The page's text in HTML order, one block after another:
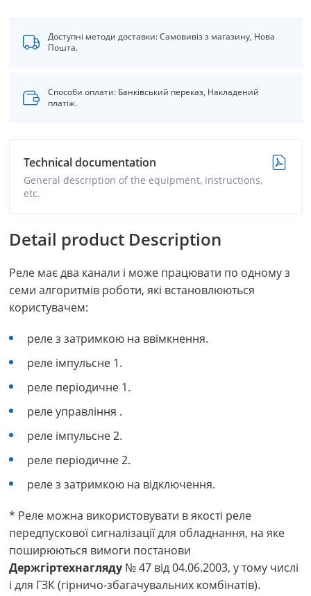
Доступні методи доставки: Самовивіз з магазину, Нова
Пошта.
Способи оплати: Банківський переказ, Накладений
платіж.
Technical documentation
General description of the equipment, instructions,
etc.
Detail product Description
Реле має два канали і може працювати по одному з
семи алгоритмів роботи, які встановлюються
користувачем:
реле з затримкою на ввімкнення.
реле імпульсне 1.
реле періодичне 1.
реле управління .
реле імпульсне 2.
реле періодичне 2.
реле з затримкою на відключення.
* Реле можна використовувати в якості реле
передпускової сигналізації для обладнання, на яке
поширюються вимоги постанови
Держгіртехнагляду № 47 від 04.06.2003, у тому числі
і для ГЗК (гірничо-збагачувальних комбінатів).